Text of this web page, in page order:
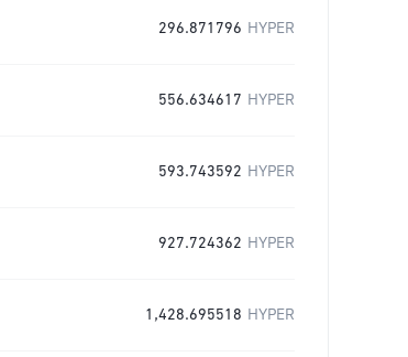
296.871796 HYPER
556.634617 HYPER
593.743592 HYPER
927.724362 HYPER
1,428.695518 HYPER